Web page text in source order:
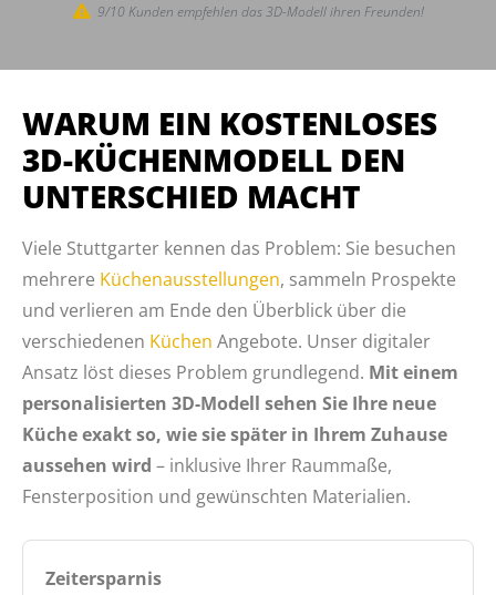
9/10 Kunden empfehlen das 3D-Modell ihren Freunden!
WARUM EIN KOSTENLOSES
3D-KÜCHENMODELL DEN
UNTERSCHIED MACHT
Viele Stuttgarter kennen das Problem: Sie besuchen
mehrere Küchenausstellungen, sammeln Prospekte
und verlieren am Ende den Überblick über die
verschiedenen Küchen Angebote. Unser digitaler
Ansatz löst dieses Problem grundlegend. Mit einem
personalisierten 3D-Modell sehen Sie Ihre neue
Küche exakt so, wie sie später in Ihrem Zuhause
aussehen wird – inklusive Ihrer Raummaße,
Fensterposition und gewünschten Materialien.
Zeitersparnis